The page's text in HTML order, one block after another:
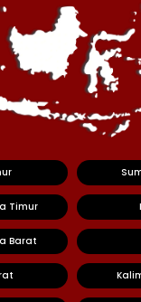
Timur
Barat